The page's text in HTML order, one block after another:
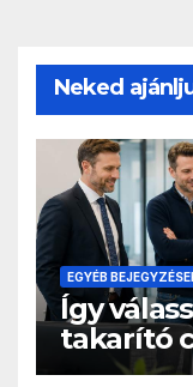
Neked
EGYÉB
Így
takarító